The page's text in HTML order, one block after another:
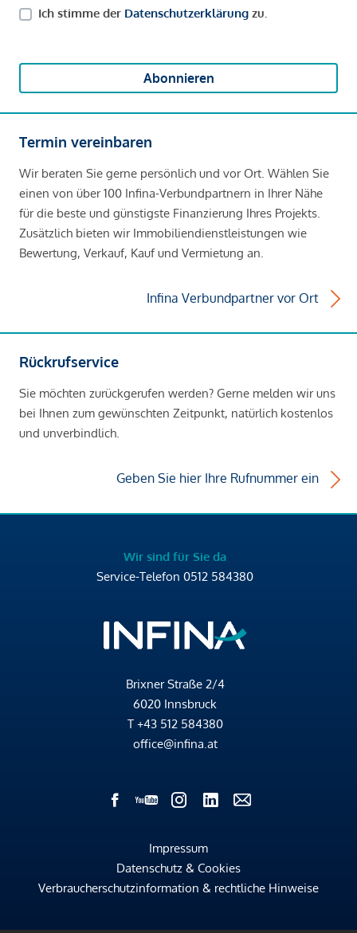
Ich stimme der Datenschutzerklärung zu.
Abonnieren
Termin vereinbaren
Wir beraten Sie gerne persönlich und vor Ort. Wählen Sie
einen von über 100 Infina-Verbundpartnern in Ihrer Nähe
für die beste und günstigste Finanzierung Ihres Projekts.
Zusätzlich bieten wir Immobiliendienstleistungen wie
Bewertung, Verkauf, Kauf und Vermietung an.
Infina Verbundpartner vor Ort
Rückrufservice
Sie möchten zurückgerufen werden? Gerne melden wir uns
bei Ihnen zum gewünschten Zeitpunkt, natürlich kostenlos
und unverbindlich.
Geben Sie hier Ihre Rufnummer ein
Wir sind für Sie da
Service-Telefon 0512 584380
Brixner Straße 2/4
6020 Innsbruck
T +43 512 584380
office@infina.at
Impressum
Datenschutz & Cookies
Verbraucherschutzinformation & rechtliche Hinweise